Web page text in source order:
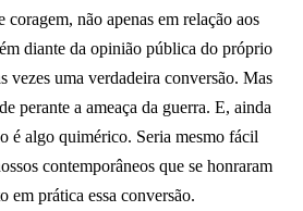
não apenas em relação aos
diante da opinião pública do próprio
vezes uma verdadeira conversão. Mas
perante a ameaça da guerra. E, ainda
é algo quimérico. Seria mesmo fácil
contemporâneos que se honraram
em prática essa conversão.